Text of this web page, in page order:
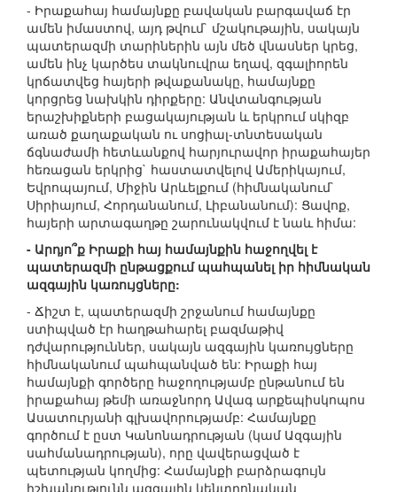
- Իրաքահայ համայնքը բավական բարգավաճ էր
ամեն իմաստով, այդ թվում` մշակութային, սակայն
պատերազմի տարիներին այն մեծ վնասներ կրեց,
ամեն ինչ կարծես տակնուվրա եղավ, զգալիորեն
կրճատվեց հայերի թվաքանակը, համայնքը
կորցրեց նախկին դիրքերը: Անվտանգության
երաշխիքների բացակայության և երկրում սկիզբ
առած քաղաքական ու սոցիալ-տնտեսական
ճգնաժամի հետևանքով հարյուրավոր իրաքահայեր
հեռացան երկրից` հաստատվելով Ամերիկայում,
Եվրոպայում, Միջին Արևելքում (հիմնականում`
Սիրիայում, Հորդանանում, Լիբանանում): Ցավոք,
հայերի արտագաղթը շարունակվում է նաև հիմա:
- Արդյո՞ք Իրաքի հայ համայնքին հաջողվել է
պատերազմի ընթացքում պահպանել իր հիմնական
ազգային կառույցները:
- Ճիշտ է, պատերազմի շրջանում համայնքը
ստիպված էր հաղթահարել բազմաթիվ
դժվարություններ, սակայն ազգային կառույցները
հիմնականում պահպանված են: Իրաքի հայ
համայնքի գործերը հաջողությամբ ընթանում են
իրաքահայ թեմի առաջնորդ Ավագ արքեպիսկոպոս
Ասատուրյանի գլխավորությամբ: Համայնքը
գործում է ըստ Կանոնադրության (կամ Ազգային
սահմանադրության), որը վավերացված է
պետության կողմից: Համայնքի բարձրագույն
իշխանությունն ազգային կենտրոնական